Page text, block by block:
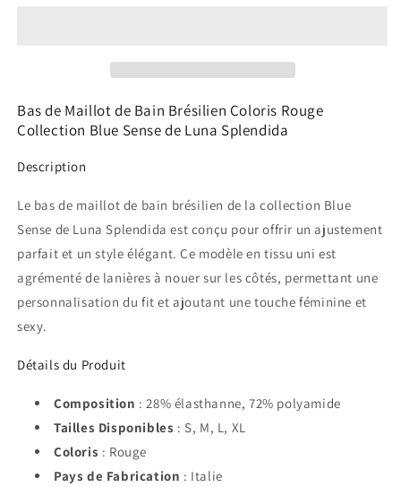
Sense
Luna
rouge
Sense
Luna
Bas de Maillot de Bain Brésilien Coloris Rouge
Collection Blue Sense de Luna Splendida
Description
Le bas de maillot de bain brésilien de la collection Blue
Sense de Luna Splendida est conçu pour offrir un ajustement
parfait et un style élégant. Ce modèle en tissu uni est
agrémenté de lanières à nouer sur les côtés, permettant une
personnalisation du fit et ajoutant une touche féminine et
sexy.
Détails du Produit
Composition : 28% élasthanne, 72% polyamide
Tailles Disponibles : S, M, L, XL
Coloris : Rouge
Pays de Fabrication : Italie